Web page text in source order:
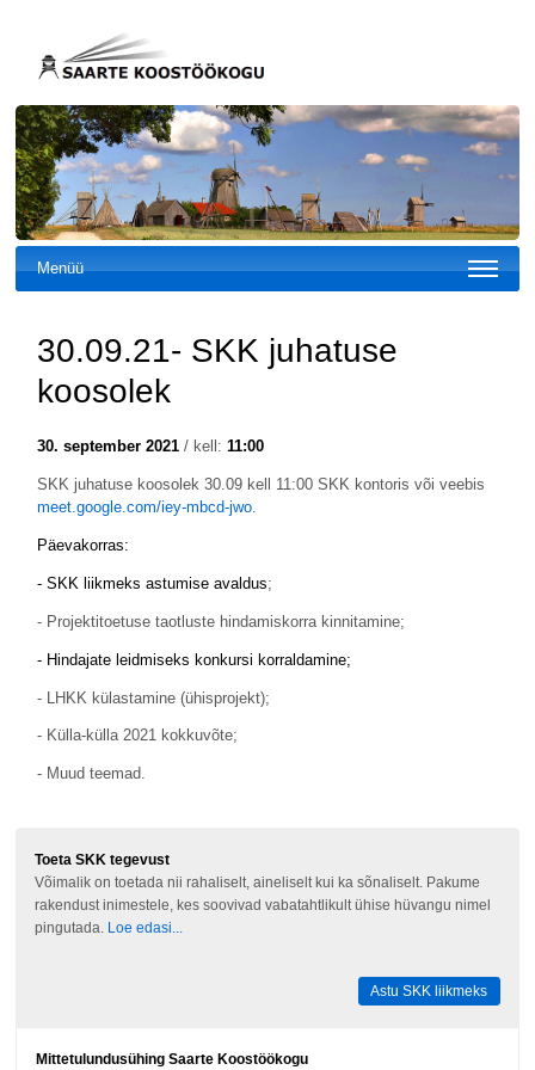
Menüü
30.09.21- SKK juhatuse
koosolek
30. september 2021/ kell: 11:00
SKK juhatuse koosolek 30.09 kell 11:00 SKK kontoris või veebis
meet.google.com/iey-mbcd-jwo.
Päevakorras:
- SKK liikmeks astumise avaldus;
- Projektitoetuse taotluste hindamiskorra kinnitamine;
- Hindajate leidmiseks konkursi korraldamine;
- LHKK külastamine (ühisprojekt);
- Külla-külla 2021 kokkuvõte;
- Muud teemad.
Toeta SKK tegevust
Võimalik on toetada nii rahaliselt, aineliselt kui ka sõnaliselt. Pakume
rakendust inimestele, kes soovivad vabatahtlikult ühise hüvangu nimel
pingutada. Loe edasi...
Astu SKK liikmeks
Mittetulundusühing Saarte Koostöökogu